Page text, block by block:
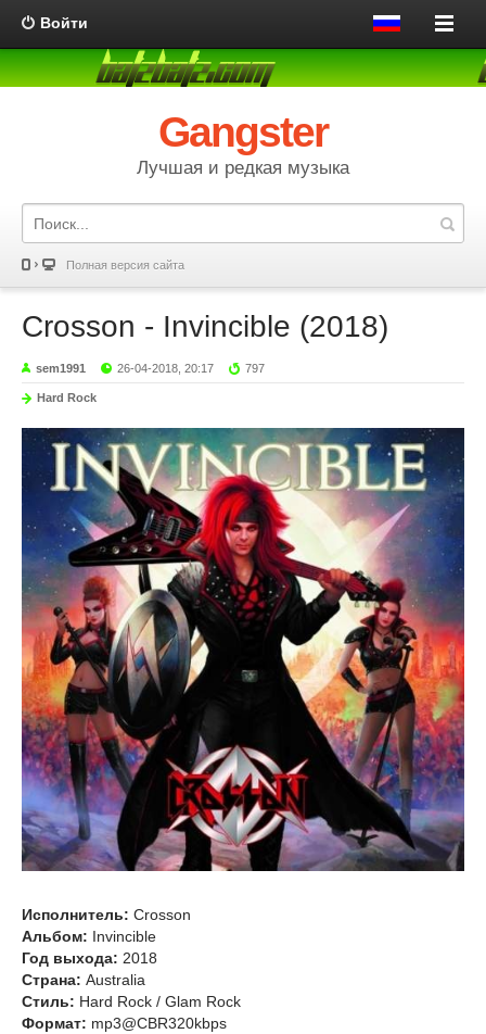
Войти
Gangster
Лучшая и редкая музыка
Полная версия сайта
Crosson - Invincible (2018)
sem1991 26-04-2018, 20:17 797
Hard Rock
Исполнитель: Crosson
Альбом: Invincible
Год выхода: 2018
Страна: Australia
Стиль: Hard Rock / Glam Rock
Формат: mp3@CBR320kbps